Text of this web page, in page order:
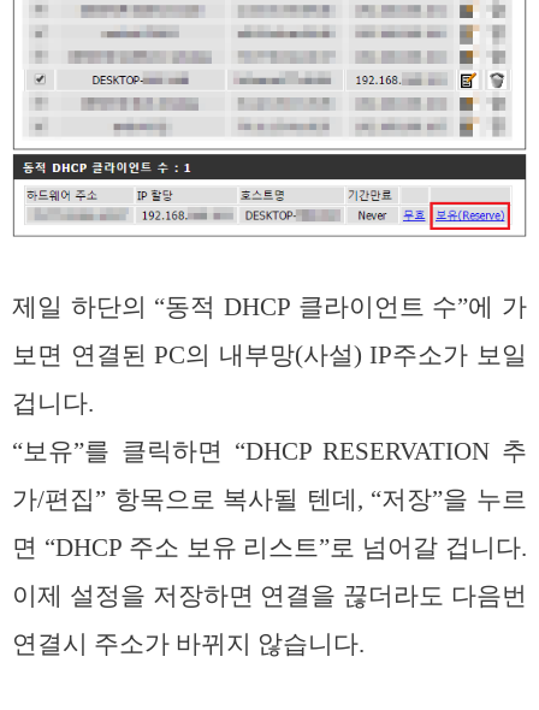
제일 하단의 “동적 DHCP 클라이언트 수”에 가
보면 연결된 PC의 내부망(사설) IP주소가 보일
겁니다.
“보유”를 클릭하면 “DHCP RESERVATION 추
가/편집” 항목으로 복사될 텐데, “저장”을 누르
면 “DHCP 주소 보유 리스트”로 넘어갈 겁니다.
이제 설정을 저장하면 연결을 끊더라도 다음번
연결시 주소가 바뀌지 않습니다.